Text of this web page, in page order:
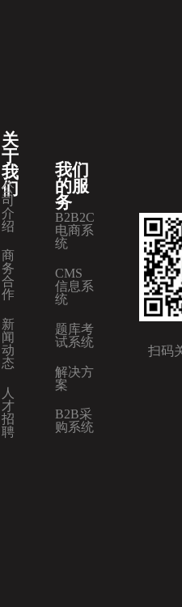
关
于
我
们
公
司
介
绍
商
务
合
作
新
闻
动
态
人
才
招
聘
我们
的服
务
B2B2C
电商系
统
CMS
信息系
统
题库考
试系统
解决方
案
B2B采
购系统
扫码